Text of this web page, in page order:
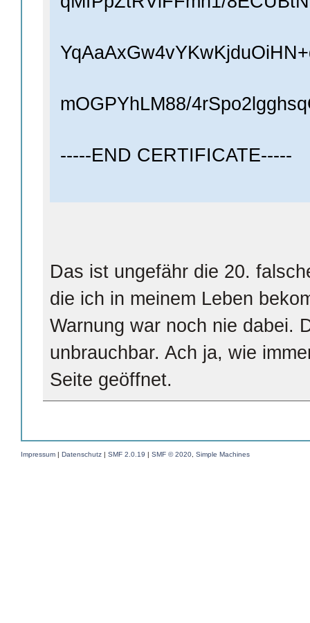
mOGPYhLM88/
-----END CERTIFICATE-----
Das ist ungefähr die 20.
die ich in meinem Leben
Warnung war noch nie dabei.
unbrauchbar. Ach ja, wie
Seite geöffnet.
Impressum | Datenschutz | SMF 2.0.19 | SMF © 2020 Simple Machines